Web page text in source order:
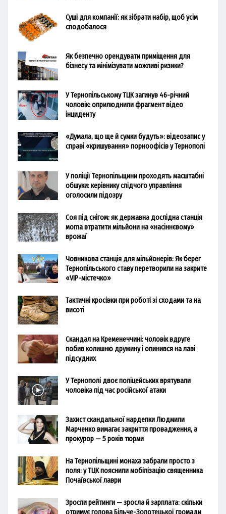
Суші для компанії: як зібрати набір, щоб усім
сподобалося
Як безпечно орендувати приміщення для
бізнесу та мінімізувати можливі ризики?
У Тернопільському ТЦК загинув 46-річний
чоловік: оприлюднили фрагмент відео
інциденту
«Думала, що ще й сумки будуть»: відеозапис у
справі «кришування» порноофісів у Тернополі
У поліції Тернопільщини проходять масштабні
обшуки: керівнику слідчого управління
оголосили підозру
Соя під снігом: як державна дослідна станція
могла втратити мільйони на «насіннєвому»
врожаї
Човникова станція для мільйонерів: Як берег
Тернопільського ставу перетворили на закрите
«VIP-містечко»
Тактичні кросівки при роботі зі сходами та на
висоті
Скандал на Кременеччині: чоловік вдруге
побив колишню дружину і опинився на лаві
підсудних
У Тернополі двоє поліцейських врятували
чоловіка під час російської атаки
Захист скандальної нардепки Людмили
Марченко вимагає закриття провадження, а
прокурор — 5 років тюрми
На Тернопільщині монаха забрали просто з
поля: у ТЦК пояснили мобілізацію священника
Почаївської лаври
Зросли рейтинги — зросла й зарплата: скільки
отримує голова Більче-Золотецької громади